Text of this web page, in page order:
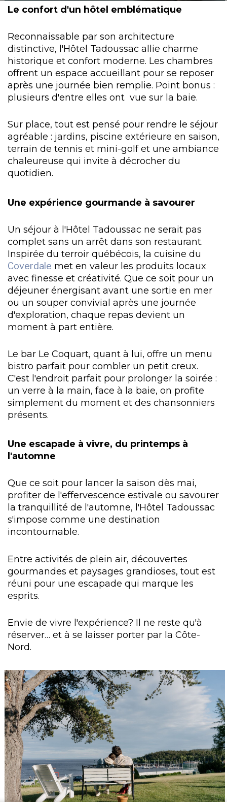
Le confort d'un hôtel emblématique
Reconnaissable par son architecture
distinctive, l'Hôtel Tadoussac allie charme
historique et confort moderne. Les chambres
offrent un espace accueillant pour se reposer
après une journée bien remplie. Point bonus :
plusieurs d'entre elles ont vue sur la baie.
Sur place, tout est pensé pour rendre le séjour
agréable : jardins, piscine extérieure en saison,
terrain de tennis et mini-golf et une ambiance
chaleureuse qui invite à décrocher du
quotidien.
Une expérience gourmande à savourer
Un séjour à l'Hôtel Tadoussac ne serait pas
complet sans un arrêt dans son restaurant.
Inspirée du terroir québécois, la cuisine du
Coverdale met en valeur les produits locaux
avec finesse et créativité. Que ce soit pour un
déjeuner énergisant avant une sortie en mer
ou un souper convivial après une journée
d'exploration, chaque repas devient un
moment à part entière.
Le bar Le Coquart, quant à lui, offre un menu
bistro parfait pour combler un petit creux.
C'est l'endroit parfait pour prolonger la soirée :
un verre à la main, face à la baie, on profite
simplement du moment et des chansonniers
présents.
Une escapade à vivre, du printemps à
l'automne
Que ce soit pour lancer la saison dès mai,
profiter de l'effervescence estivale ou savourer
la tranquillité de l'automne, l'Hôtel Tadoussac
s'impose comme une destination
incontournable.
Entre activités de plein air, découvertes
gourmandes et paysages grandioses, tout est
réuni pour une escapade qui marque les
esprits.
Envie de vivre l'expérience? Il ne reste qu'à
réserver… et à se laisser porter par la Côte-
Nord.